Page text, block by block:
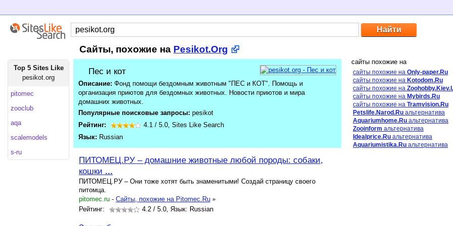
Сайты, похожие на Pesikot.Org
Top 5 Sites Like
pesikot.org
pitomec
zooclub
aqa
scalemodels
s-ru
Пес и кот
Описание: Фонд помощи бездомным животным "ПЕС и КОТ". Помощь и
организация приютов для бездомных животных. Новости приютов и мира
домашних животных.
Популярные поисковые запросы: pesikot
Рейтинг:
4.1 / 5.0, Sites Like Search
Язык: Russian
ПИТОМЕЦ.РУ – домашние животные любой породы: собаки,
кошки ...
ПИТОМЕЦ.РУ – Они тоже хотят быть знаменитыми! Создай страницу своего
питомца.
pitomec.ru - Cайты, похожие на Pitomec.Ru »
Рейтинг:
4.2 / 5.0, Язык: Russian
сайты похожие на
сайты похожие на Only-paper.Ru
сайты похожие на Kotodom.Ru
сайты похожие на
сайты похожие на Mybirds.Ru
сайты похожие на Tramvision.Ru
Petslife.Narod.Ru альтернатива
Aquariumhome.Ru альтернатива
Zooinform альтернатива
Idealprice.Ru альтернатива
Aquariumistika.Ru альтернатива